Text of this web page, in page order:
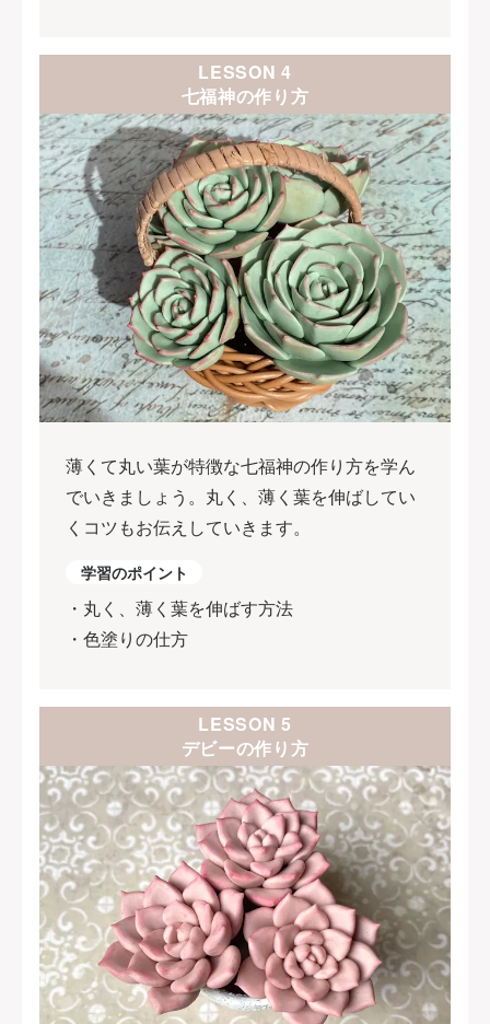
LESSON 4
七福神の作り方
薄くて丸い葉が特徴な七福神の作り方を学ん
でいきましょう。丸く、薄く葉を伸ばしてい
くコツもお伝えしていきます。
学習のポイント
・丸く、薄く葉を伸ばす方法
・色塗りの仕方
LESSON 5
デビーの作り方